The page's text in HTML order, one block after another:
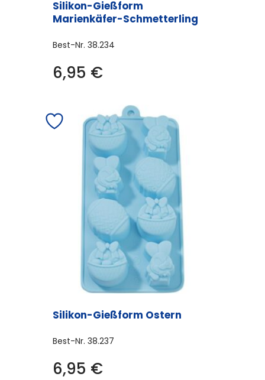
Silikon-Gießform
Marienkäfer-Schmetterling
Best-Nr. 38.234
6,95 €
Silikon-Gießform Ostern
Best-Nr. 38.237
6,95 €